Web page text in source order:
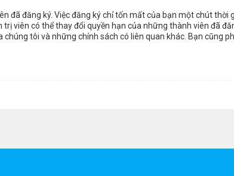
đã đăng ký. Việc đăng ký chỉ tốn mất của bạn một chút thời
viên có thể thay đổi quyền hạn của những thành viên đã
tôi và những chính sách có liên quan khác. Bạn cũng